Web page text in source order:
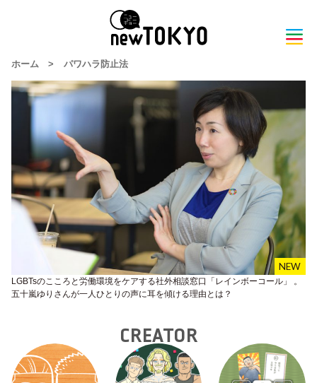
ホーム > パワハラ防止法
LGBTsのこころと労働環境をケアする社外相談窓口「レインボーコール」 。
五十嵐ゆりさんが一人ひとりの声に耳を傾ける理由とは？
CREATOR